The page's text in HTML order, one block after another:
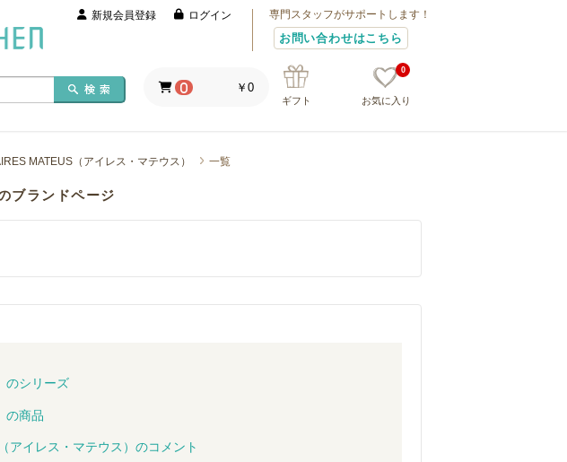
新規会員登録 ログイン 専門スタッフがサポートします！
お問い合わせはこちら
ギフト お気に入り
0
0 ￥0
MATEUS（アイレス・マテウス） 一覧
ブランドページ
のシリーズ
の商品
アイレス・マテウス）のコメント